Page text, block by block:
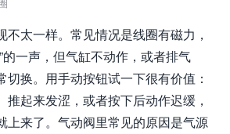
不太一样。常见情况是线圈有磁力，
的一声，但气缸不动作，或者排气
切换。用手动按钮试一下很有价值：
推起来发涩，或者按下后动作迟缓，
上来了。气动阀里常见的原因是气源